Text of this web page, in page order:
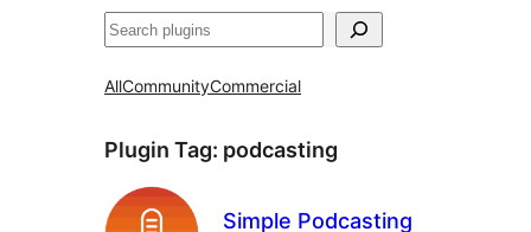
ရှာ
AllCommunityCommercial
Plugin Tag: podcasting
Simple Podcasting